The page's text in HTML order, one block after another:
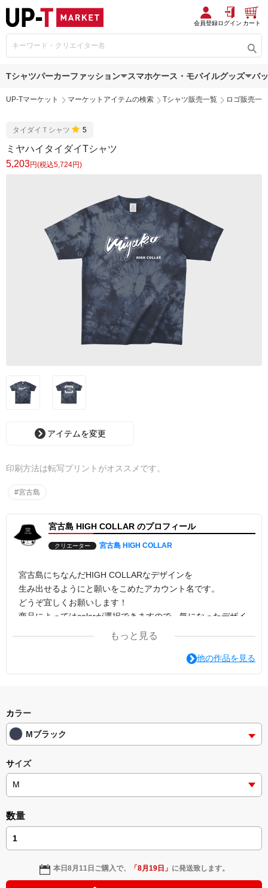
会員登録ログイン カート
Tシャツパーカーファッション スマホケース・モバイルグッズ バ
UP-Tマーケット マーケットアイテムの検索 Tシャツ販売一覧 ロゴ販売一
タイダイＴシャツ 5
ミヤハイタイダイTシャツ
5,203円(税込5,724円)
アイテムを変更
印刷方法は転写プリントがオススメです。
#宮古島
宮古島 HIGH COLLAR のプロフィール
クリエーター 宮古島 HIGH COLLAR
宮古島にちなんだHIGH COLLARなデザインを
生み出せるようにと願いをこめたアカウント名です。
どうぞ宜しくお願いします！
商品によってはcolorが選択できますので、気になったデザイ
ンでcolorの変更を試してみてください。
印刷方法は転写プリントがオススメです。
もっと見る
他の作品を見る
カラー
Mブラック
サイズ
数量
本日8月11日 ご購入で、 「8月19日 」 に発送致します。